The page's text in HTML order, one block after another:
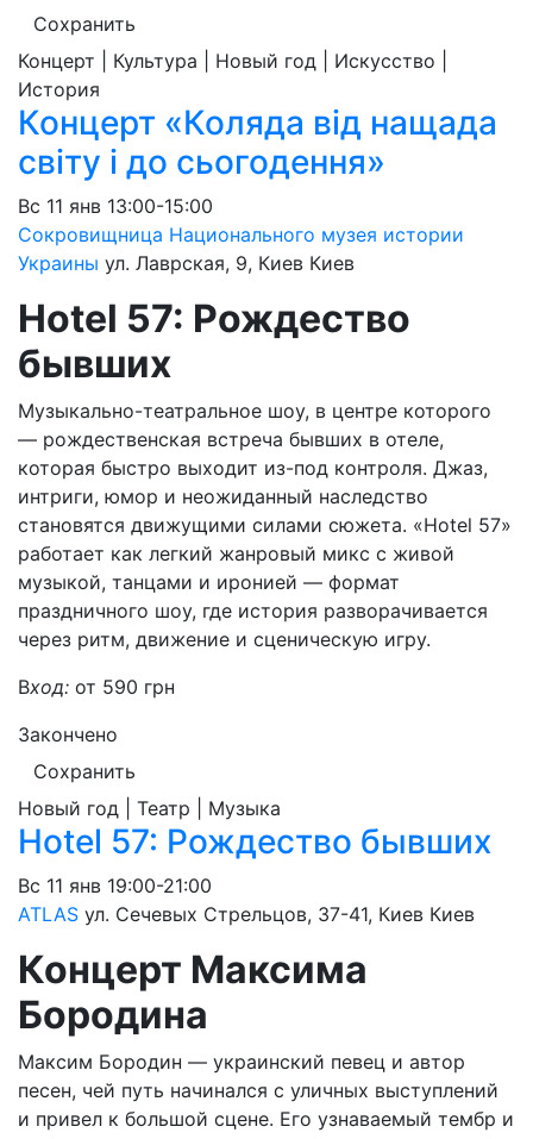
Сохранить
Концерт | Культура | Новый год | Искусство |
История
Концерт «Коляда від нащада
світу і до сьогодення»
Вс 11 янв 13:00-15:00
Сокровищница Национального музея истории
Украины ул. Лаврская, 9, Киев Киев
Hotel 57: Рождество
бывших
Музыкально-театральное шоу, в центре которого
— рождественская встреча бывших в отеле,
которая быстро выходит из-под контроля. Джаз,
интриги, юмор и неожиданный наследство
становятся движущими силами сюжета. «Hotel 57»
работает как легкий жанровый микс с живой
музыкой, танцами и иронией — формат
праздничного шоу, где история разворачивается
через ритм, движение и сценическую игру.
Вход: от 590 грн
Закончено
Сохранить
Новый год | Театр | Музыка
Hotel 57: Рождество бывших
Вс 11 янв 19:00-21:00
ATLAS ул. Сечевых Стрельцов, 37-41, Киев Киев
Концерт Максима
Бородина
Максим Бородин — украинский певец и автор
песен, чей путь начинался с уличных выступлений
и привел к большой сцене. Его узнаваемый тембр и